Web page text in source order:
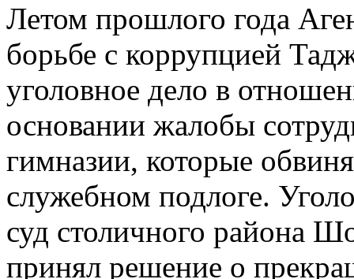
Летом прошлого года
борьбе с коррупцией
уголовное дело в
основании жалобы
гимназии, которые
служебном подлоге.
суд столичного района
принял решение о